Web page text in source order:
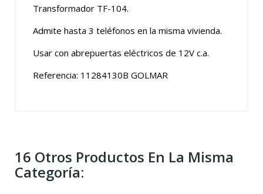
Transformador TF-104.
Admite hasta 3 teléfonos en la misma vivienda.
Usar con abrepuertas eléctricos de 12V c.a.
Referencia: 11284130B GOLMAR
16 Otros Productos En La Misma
Categoría: